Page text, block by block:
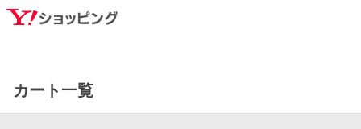
カート一覧